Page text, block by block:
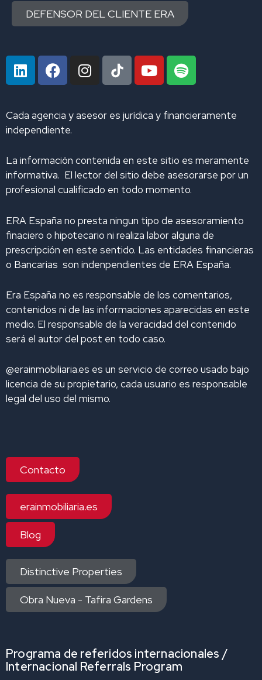
DEFENSOR DEL CLIENTE ERA
L
i
k
e
d
n
F
a
b
o
k
I
n
a
a
m
Y
o
u
S
p
i
Cada agencia y asesor es jurídica y financieramente
independiente.
La información contenida en este sitio es meramente
informativa. El lector del sitio debe asesorarse por un
profesional cualificado en todo momento.
ERA España no presta ningun tipo de asesoramiento
finaciero o hipotecario ni realiza labor alguna de
prescripción en este sentido. Las entidades financieras
o Bancarias son indenpendientes de ERA España.
Era España no es responsable de los comentarios,
contenidos ni de las informaciones aparecidas en este
medio. El responsable de la veracidad del contenido
será el autor del post en todo caso.
@erainmobiliaria.es es un servicio de correo usado bajo
licencia de su propietario, cada usuario es responsable
legal del uso del mismo.
Contacto
erainmobiliaria.es
Blog
Distinctive Properties
Obra Nueva - Tafira Gardens
Programa de referidos internacionales /
Internacional Referrals Program